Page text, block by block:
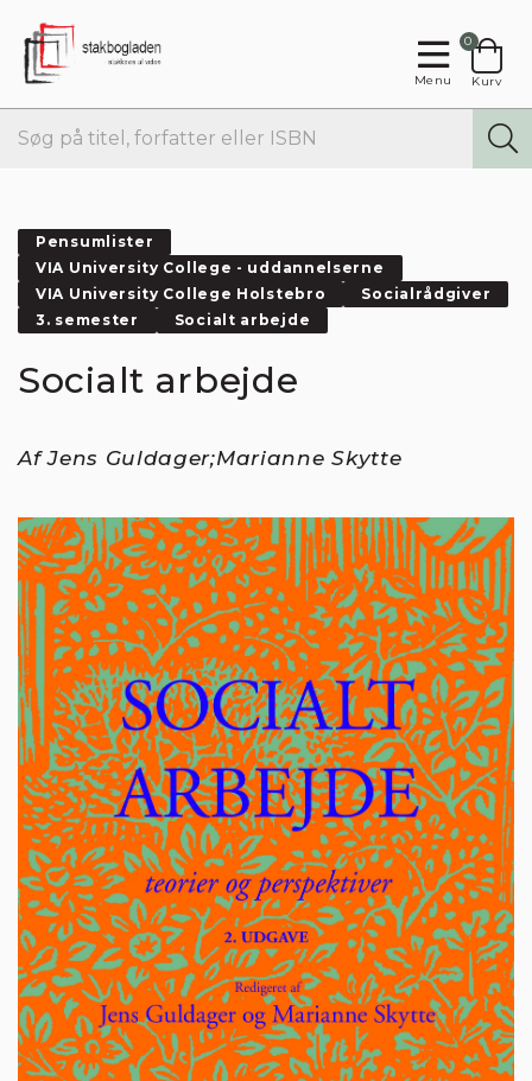
Menu
0
Kurv
Pensumlister
VIA University College - uddannelserne
VIA University College Holstebro
Socialrådgiver
3. semester
Socialt arbejde
Socialt arbejde
Af Jens Guldager;Marianne Skytte